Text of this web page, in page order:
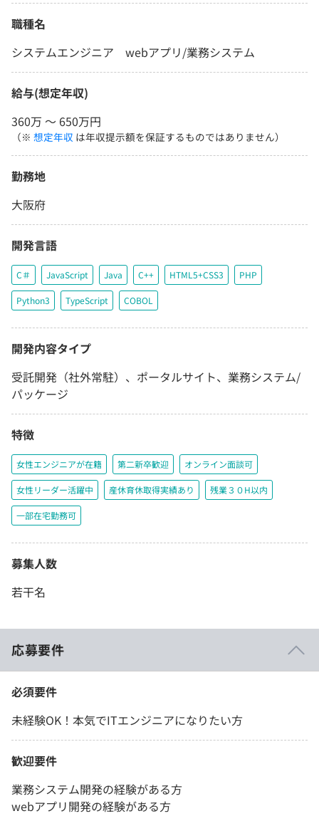
職種名
システムエンジニア webアプリ/業務システム
給与(想定年収)
360万 〜 650万円
（※ 想定年収 は年収提示額を保証するものではありません）
勤務地
大阪府
開発言語
C＃ JavaScript Java C++ HTML5+CSS3 PHP
Python3 TypeScript COBOL
開発内容タイプ
受託開発（社外常駐）、ポータルサイト、業務システム/
パッケージ
特徴
女性エンジニアが在籍 第二新卒歓迎 オンライン面談可
女性リーダー活躍中 産休育休取得実績あり 残業３０H以内
一部在宅勤務可
募集人数
若干名
応募要件
必須要件
未経験OK！本気でITエンジニアになりたい方
歓迎要件
業務システム開発の経験がある方
webアプリ開発の経験がある方